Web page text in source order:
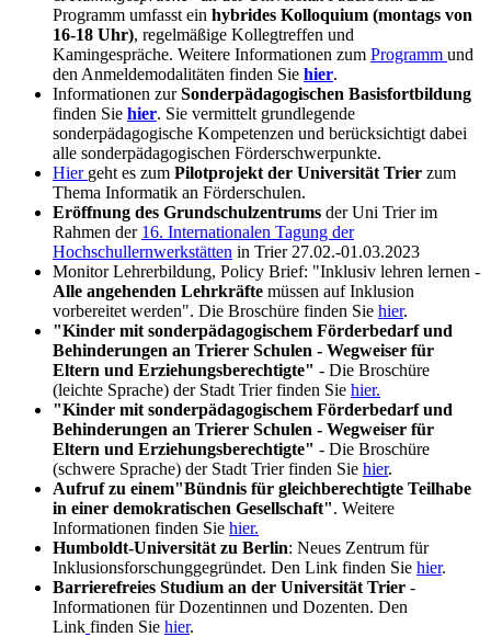
Programm umfasst ein hybrides Kolloquium (montags von
16-18 Uhr), regelmäßige Kollegtreffen und
Kamingespräche. Weitere Informationen zum Programm und
den Anmeldemodalitäten finden Sie hier.
Informationen zurSonderpädagogischen Basisfortbildung
finden Sie hier. Sie vermittelt grundlegende
sonderpädagogische Kompetenzen und berücksichtigt dabei
alle sonderpädagogischen Förderschwerpunkte.
Hier geht es zum Pilotprojekt der Universität Trier zum
Thema Informatik an Förderschulen.
Eröffnung des Grundschulzentrums der Uni Trier im
Rahmen der 16. Internationalen Tagung der
Hochschullernwerkstätten in Trier 27.02.-01.03.2023
Monitor Lehrerbildung, Policy Brief: "Inklusiv lehren lernen -
Alle angehenden Lehrkräfte müssen auf Inklusion
vorbereitet werden". Die Broschüre finden Sie hier.
"Kinder mit sonderpädagogischem Förderbedarf und
Behinderungen an Trierer Schulen - Wegweiser für
Eltern und Erziehungsberechtigte" - Die Broschüre
(leichte Sprache) der Stadt Trier finden Sie hier.
"Kinder mit sonderpädagogischem Förderbedarf und
Behinderungen an Trierer Schulen - Wegweiser für
Eltern und Erziehungsberechtigte" - Die Broschüre
(schwere Sprache) der Stadt Trier finden Sie hier.
Aufruf zu einem"Bündnis für gleichberechtigte Teilhabe
in einer demokratischen Gesellschaft". Weitere
Informationen finden Sie hier.
Humboldt-Universität zu Berlin: Neues Zentrum für
Inklusionsforschunggegründet. Den Link finden Sie hier.
Barrierefreies Studium an der Universität Trier -
Informationen für Dozentinnen und Dozenten. Den
Link finden Sie hier.